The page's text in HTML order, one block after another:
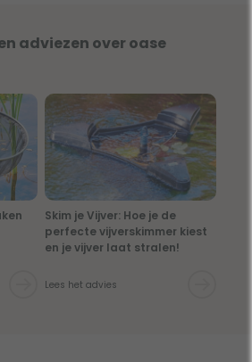
adviezen over oase
Skim je Vijver: Hoe je de
perfecte vijverskimmer kiest
en je vijver laat stralen!
Lees het advies